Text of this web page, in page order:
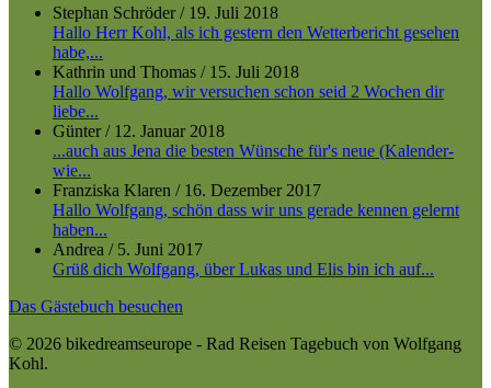
Stephan Schröder/ 19. Juli 2018
Hallo Herr Kohl, als ich gestern den Wetterbericht gesehen
habe,...
Kathrin und Thomas / 15. Juli 2018
Hallo Wolfgang, wir versuchen schon seid 2 Wochen dir
liebe...
Günter/ 12. Januar 2018
...auch aus Jena die besten Wünsche für's neue (Kalender-
wie...
Franziska Klaren / 16. Dezember 2017
Hallo Wolfgang, schön dass wir uns gerade kennen gelernt
haben...
Andrea / 5. Juni 2017
Grüß dich Wolfgang, über Lukas und Elis bin ich auf...
Das Gästebuch besuchen
© 2026 bikedreamseurope - Rad Reisen Tagebuch von Wolfgang
Kohl.